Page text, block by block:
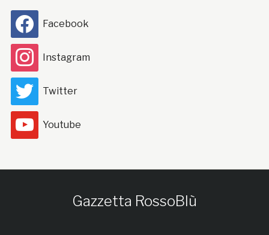
Facebook
Instagram
Twitter
Youtube
Gazzetta RossoBlù